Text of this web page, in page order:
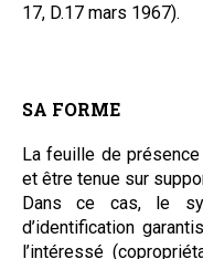
17, D.17 mars 1967).
SA FORME
La feuille de
et être tenue sur
Dans ce cas, le
d’identification
l’intéressé